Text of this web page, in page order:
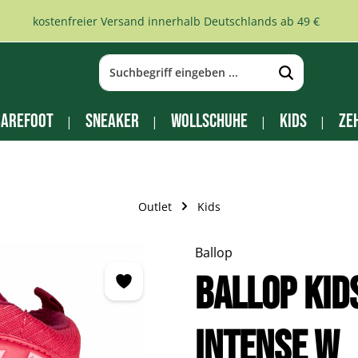
kostenfreier Versand innerhalb Deutschlands ab 49 €
Sneaker Wollschuhe Kids
Outlet Kids
Ballop
BALLOP